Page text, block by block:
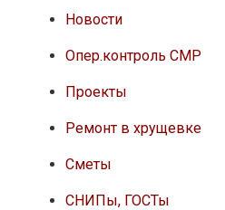
Новости
Опер.контроль СМР
Проекты
Ремонт в хрущевке
Сметы
СНИПы, ГОСТы